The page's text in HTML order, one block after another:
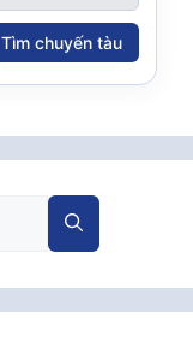
Tìm chuyến tàu